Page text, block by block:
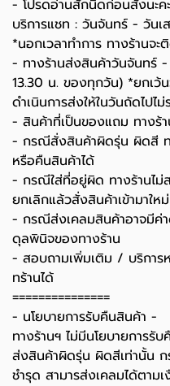
-️ โปรดอ่านสักนิดก่อนสั่งนะค
บริการแชท : วันจันทร์ - วัน
*นอกเวลาทำการ ทางร้านจ
- ทางร้านส่งสินค้าวันจันทร์ -
13.30 น. ของทุกวัน) *ยกเว้
ดำเนินการส่งให้ในวันถัดไปไ
- สินค้าที่เป็นของแถม ทางร้
- กรณีสั่งสินค้าผิดรุ่น ผิดสี ท
หรือคืนสินค้าได้
- กรณีใส่ที่อยู่ผิด ทางร้านไม่
ยกเลิกแล้วสั่งสินค้าเข้ามาใหม่
- กรณีส่งเคลมสินค้าอาจมีค่า
ดุลพินิจของทางร้าน
- สอบถามเพิ่มเติม / บริการ
ทร้านได้
===============
-️ นโยบายการรับคืนสินค้า -️
ทางร้านฯ ไม่มีนโยบายการรั
ส่งสินค้าผิดรุ่น ผิดสีเท่านั้น
ชำรุด สามารส่งเคลมได้ตามเ